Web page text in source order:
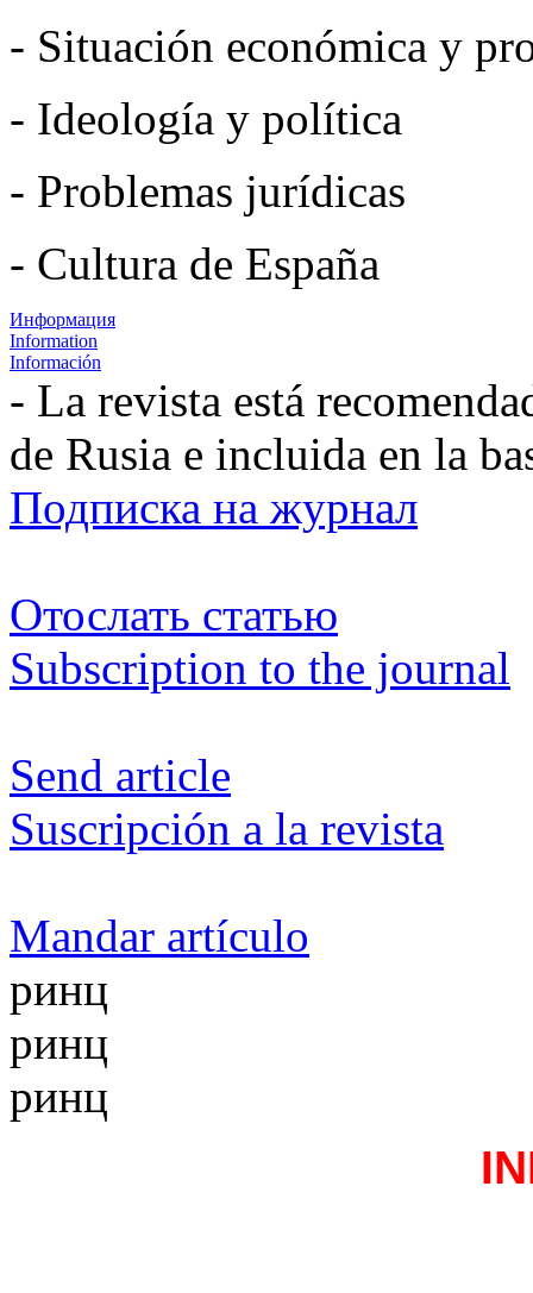
- Situación económica y
- Ideología y política
- Problemas jurídicas
- Cultura de España
Информация
Information
Información
- La revista está
de Rusia e incluida en la
Подписка на журнал
Отослать статью
Subscription to the journal
Send article
Suscripción a la revista
Mandar artículo
ринц
ринц
ринц